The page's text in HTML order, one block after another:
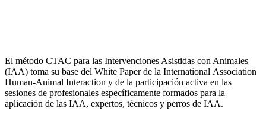
El método CTAC para las Intervenciones Asistidas con Animales
(IAA) toma su base del White Paper de la International Association
Human-Animal Interaction y de la participación activa en las
sesiones de profesionales específicamente formados para la
aplicación de las IAA, expertos, técnicos y perros de IAA.